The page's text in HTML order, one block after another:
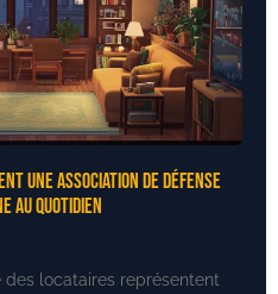
une association de défense
au quotidien
des locataires représentent